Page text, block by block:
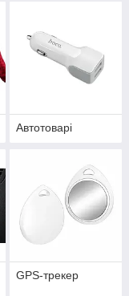
Автотоварі
GPS-трекер